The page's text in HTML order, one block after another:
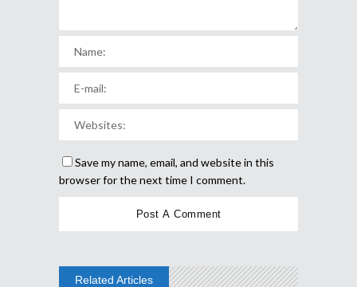
Save my name, email, and website in this
browser for the next time I comment.
Related Articles